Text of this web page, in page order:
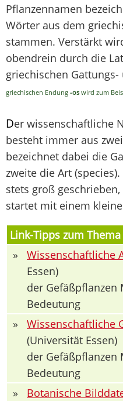
Pflanzennamen
Wörter aus dem
stammen. Verstärkt
obendrein durch die
griechischen
griechischen Endung -os wird zum
Der wissenschaftliche
besteht immer aus
bezeichnet dabei die
zweite die Art
stets groß
startet mit einem
Link-Tipps zum Thema
»
Wissenschaftliche
Essen)
der
Bedeutung
»
Wissenschaftliche
(Universität Essen)
der
Bedeutung
»
Botanische